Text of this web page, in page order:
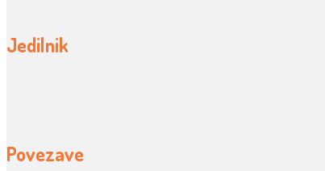
Jedilnik
Povezave